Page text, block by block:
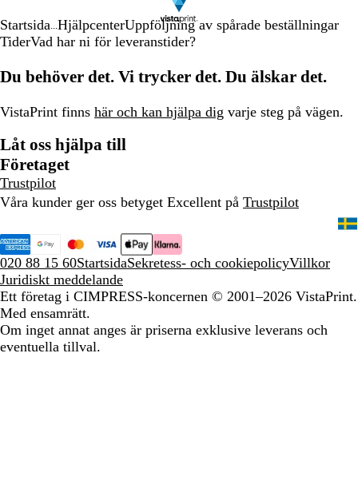
Startsida HjälpcenterUppföljning av spårade beställningar
TiderVad har ni för leveranstider?
Du behöver det. Vi trycker det. Du älskar det.
VistaPrint finns här och kan hjälpa dig varje steg på vägen.
Låt oss hjälpa till
Företaget
Trustpilot
Våra kunder ger oss betyget Excellent på Trustpilot
020 88 15 60StartsidaSekretess- och cookiepolicyVillkor
Juridiskt meddelande
Ett företag i CIMPRESS-koncernen © 2001–2026 VistaPrint.
Med ensamrätt.
Om inget annat anges är priserna exklusive leverans och
eventuella tillval.